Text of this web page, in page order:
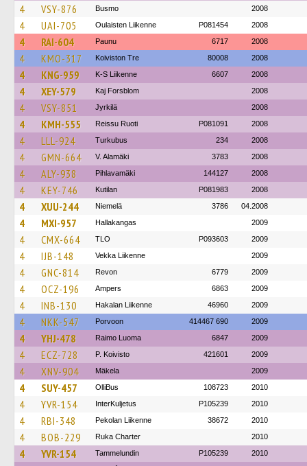
4 VSY-876 Busmo 2008
4 UAI-705 Oulaisten Liikenne P081454 2008
4 RAI-604 Paunu 6717 2008
4 KMO-317 Koiviston Tre 80008 2008
4 KNG-959 K-S Liikenne 6607 2008
4 XEY-579 Kaj Forsblom 2008
4 VSY-851 Jyrkilä 2008
4 KMH-555 Reissu Ruoti P081091 2008
4 LLL-924 Turkubus 234 2008
4 GMN-664 V. Alamäki 3783 2008
4 ALY-938 Pihlavamäki 144127 2008
4 KEY-746 Kutilan P081983 2008
4 XUU-244 Niemelä 3786 04.2008
4 MXI-957 Hallakangas 2009
4 CMX-664 TLO P093603 2009
4 IJB-148 Vekka Liikenne 2009
4 GNC-814 Revon 6779 2009
4 OCZ-196 Ampers 6863 2009
4 INB-130 Hakalan Liikenne 46960 2009
4 NKK-547 Porvoon 414467 690 2009
4 YHJ-478 Raimo Luoma 6847 2009
4 ECZ-728 P. Koivisto 421601 2009
4 XNV-904 Mäkela 2009
4 SUY-457 OlliBus 108723 2010
4 YVR-154 InterKuljetus P105239 2010
4 RBI-348 Pekolan Liikenne 38672 2010
4 BOB-229 Ruka Charter 2010
4 YVR-154 Tammelundin P105239 2010